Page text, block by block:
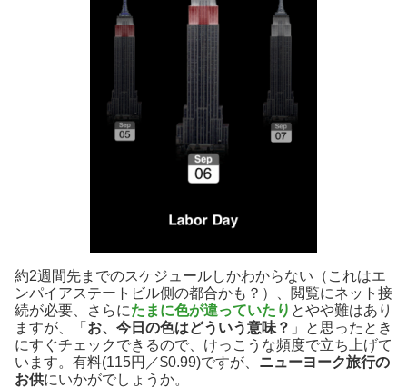
約2週間先までのスケジュールしかわからない（これはエ
ンパイアステートビル側の都合かも？）、閲覧にネット接
続が必要、さらにたまに色が違っていたり とやや難はあり
ますが、「 お、今日の色はどういう意味？ 」と思ったとき
にすぐチェックできるので、けっこうな頻度で立ち上げて
います。有料(115円／$0.99)ですが、 ニューヨーク旅行の
お供にいかがでしょうか。